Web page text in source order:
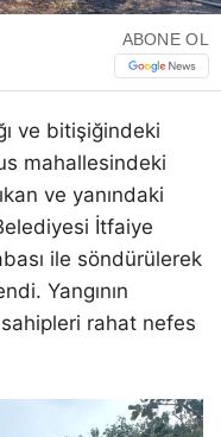
Instagram
Youtube
ABONE OL
ve bitişiğindeki
mahallesindeki
ve yanındaki
İtfaiye
ile söndürülerek
Yangının
rahat nefes